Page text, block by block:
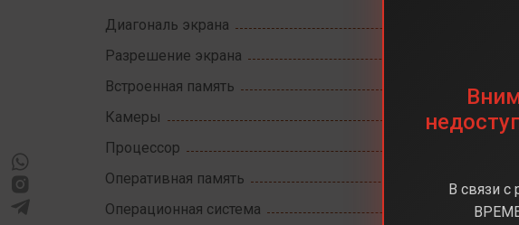
Диагональ экрана
Разрешение экрана
Встроенная память
Камеры
Процессор
Samsung
Оперативная память
Операционная система
В связи